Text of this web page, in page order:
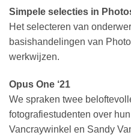
Simpele selecties in
Het selecteren van
basishandelingen van
werkwijzen.
Opus One ‘21
We spraken twee
fotografiestudenten over
Vancraywinkel en Sandy